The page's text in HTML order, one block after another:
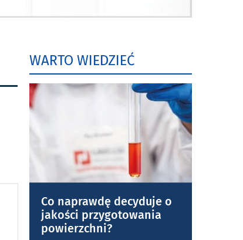
WARTO WIEDZIEĆ
Co naprawdę decyduje o
jakości przygotowania
powierzchni?